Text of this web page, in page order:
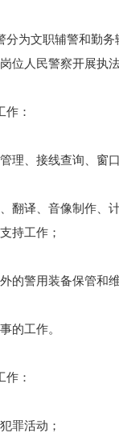
文职辅警和勤务
位人民警察开展执
：
、接线查询、窗口
译、音像制作、计
持工作；
警用装备保管和
工作。
：
罪活动；